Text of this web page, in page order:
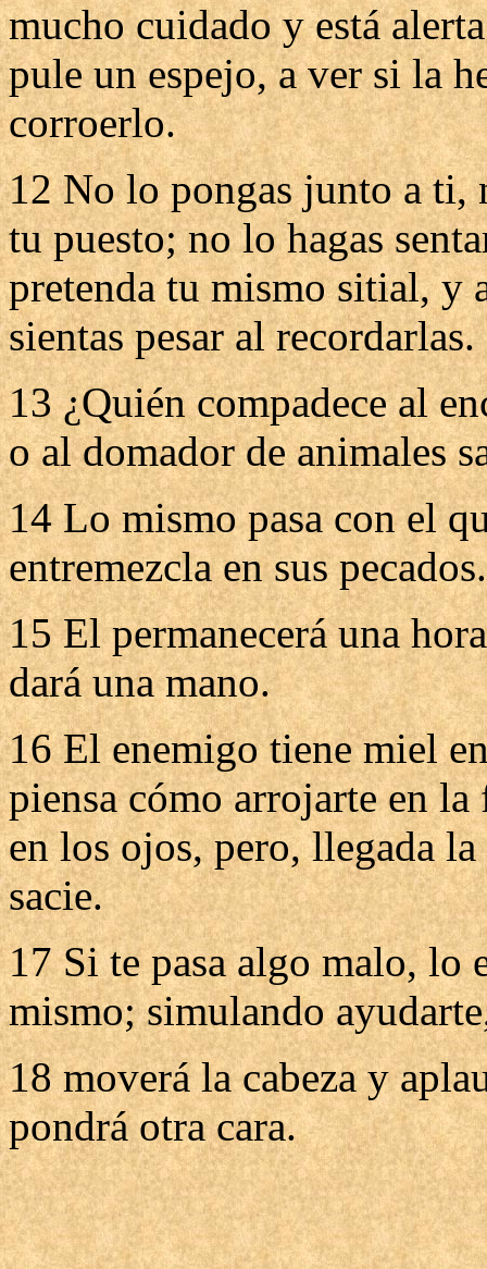
mucho cuidado y está
pule un espejo, a ver si la
corroerlo.
12 No lo pongas junto a ti,
tu puesto; no lo hagas
pretenda tu mismo sitial, y
sientas pesar al recordarlas.
13 ¿Quién compadece al
o al domador de animales
14 Lo mismo pasa con el
entremezcla en sus pecados.
15 El permanecerá una
dará una mano.
16 El enemigo tiene miel
piensa cómo arrojarte en
en los ojos, pero, llegada
sacie.
17 Si te pasa algo malo, lo
mismo; simulando
18 moverá la cabeza y
pondrá otra cara.